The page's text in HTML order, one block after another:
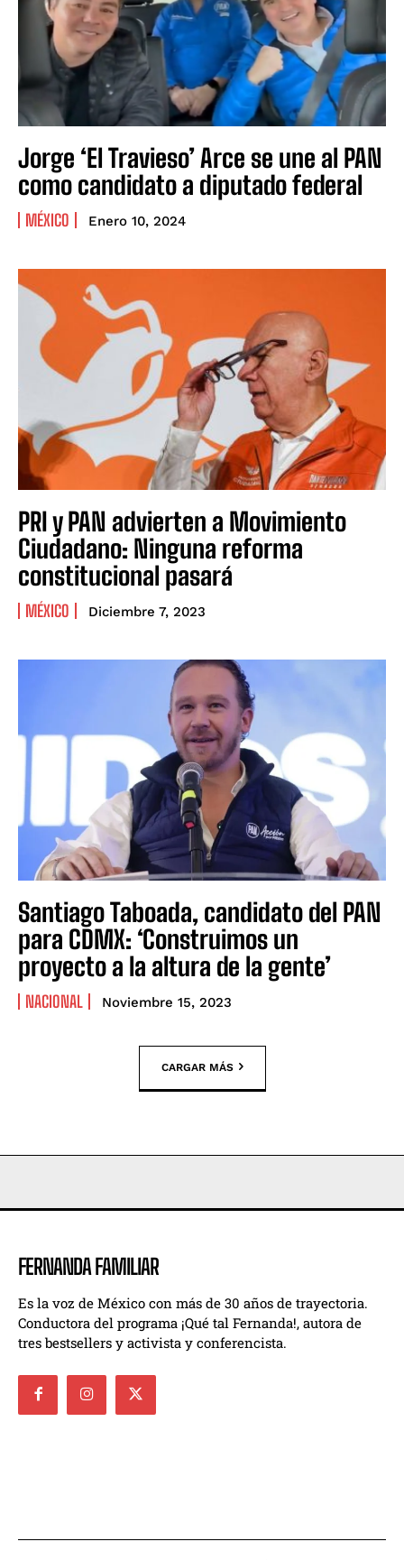
Jorge ‘El Travieso’ Arce se une al PAN
como candidato a diputado federal
MÉXICO Enero 10, 2024
PRI y PAN advierten a Movimiento
Ciudadano: Ninguna reforma
constitucional pasará
MÉXICO Diciembre 7, 2023
Santiago Taboada, candidato del PAN
para CDMX: ‘Construimos un
proyecto a la altura de la gente’
NACIONAL Noviembre 15, 2023
CARGAR MÁS
FERNANDA FAMILIAR
Es la voz de México con más de 30 años de trayectoria.
Conductora del programa ¡Qué tal Fernanda!, autora de
tres bestsellers y activista y conferencista.